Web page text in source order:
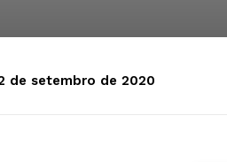
de setembro de 2020